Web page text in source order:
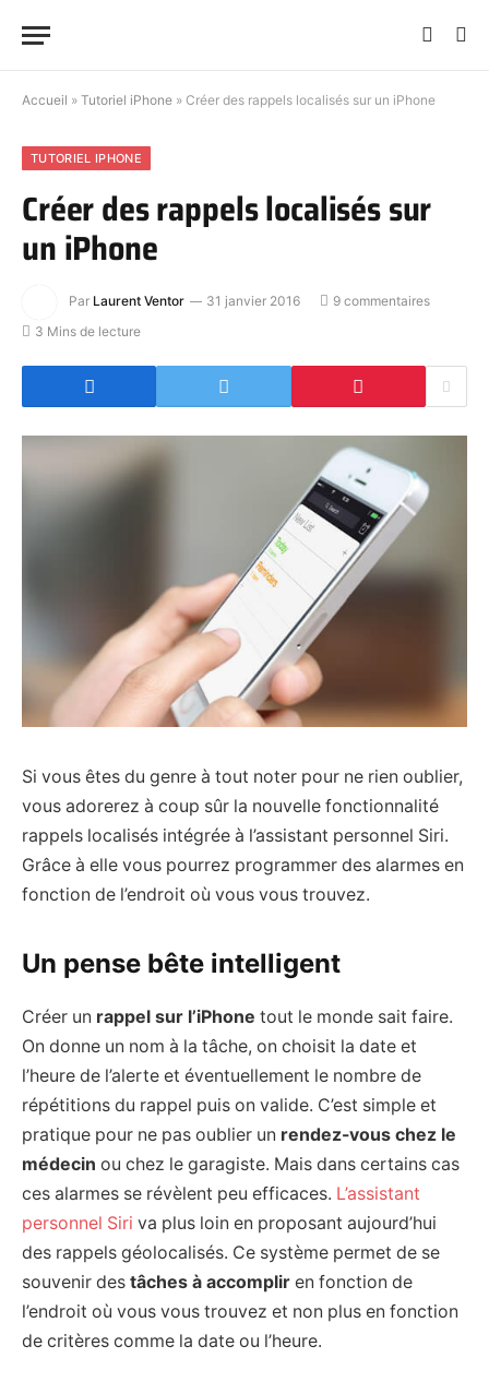
Accueil » Tutoriel iPhone » Créer des rappels localisés sur un iPhone
TUTORIEL IPHONE
Créer des rappels localisés sur
un iPhone
Par Laurent Ventor 31 janvier 2016
9 commentaires
3 Mins de lecture
Si vous êtes du genre à tout noter pour ne rien oublier,
vous adorerez à coup sûr la nouvelle fonctionnalité
rappels localisés intégrée à l’assistant personnel Siri.
Grâce à elle vous pourrez programmer des alarmes en
fonction de l’endroit où vous vous trouvez.
Un pense bête intelligent
Créer un rappel sur l’iPhone tout le monde sait faire.
On donne un nom à la tâche, on choisit la date et
l’heure de l’alerte et éventuellement le nombre de
répétitions du rappel puis on valide. C’est simple et
pratique pour ne pas oublier un rendez-vous chez le
médecin ou chez le garagiste. Mais dans certains cas
ces alarmes se révèlent peu efficaces. L’assistant
personnel Siri va plus loin en proposant aujourd’hui
des rappels géolocalisés. Ce système permet de se
souvenir des tâches à accomplir en fonction de
l’endroit où vous vous trouvez et non plus en fonction
de critères comme la date ou l’heure.